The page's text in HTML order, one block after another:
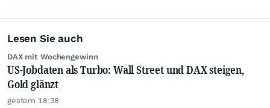
Lesen Sie auch
DAX mit Wochengewinn
US-Jobdaten als Turbo: Wall Street und DAX steigen,
Gold glänzt
gestern 18:38